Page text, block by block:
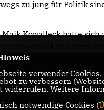
zu jung für Politik
Maik Kowalleck hatte sich
Maik Kowalleck -
Landtags
IMPRESSUM
verwendet
zu verbessern
widerrufen. Weitere
notwendige Cookies (